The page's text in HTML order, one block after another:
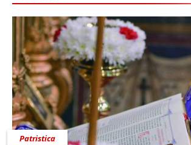
Patristica